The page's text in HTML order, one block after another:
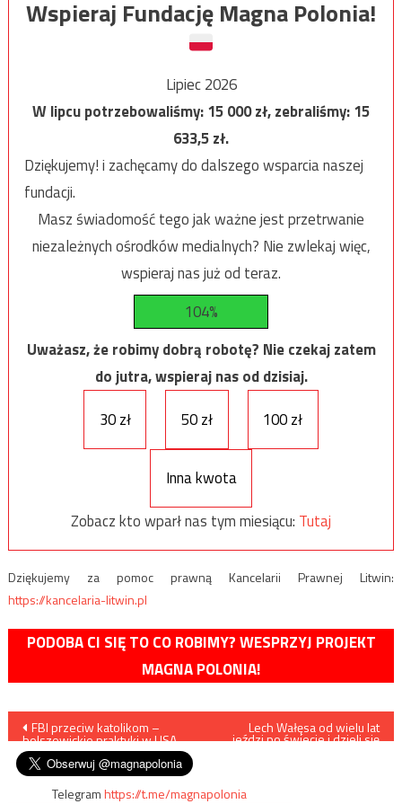
Wspieraj Fundację Magna Polonia!
Lipiec 2026
W lipcu potrzebowaliśmy:15 000zł, zebraliśmy:15
633,5zł.
Dziękujemy! i zachęcamy do dalszego wsparcia naszej
fundacji.
Masz świadomość tego jak ważne jest przetrwanie
niezależnych ośrodków medialnych? Nie zwlekaj więc,
wspieraj nas już od teraz.
104%
Uważasz, że robimy dobrą robotę? Nie czekaj zatem
do jutra, wspieraj nas od dzisiaj.
30 zł
50 zł 100 zł
Inna kwota
Zobacz kto wparł nas tym miesiącu: Tutaj
Dziękujemy za pomoc prawną Kancelarii Prawnej Litwin:
https://kancelaria-litwin.pl
PODOBA CI SIĘ TO CO ROBIMY? WESPRZYJ PROJEKT
MAGNA POLONIA!
Nawigacja
wpisu
FBI przeciw katolikom –
bolszewickie praktyki w USA
Lech Wałęsa od wielu lat
jeździ po świecie i dzieli się
Telegramhttps://t.me/magnapolonia